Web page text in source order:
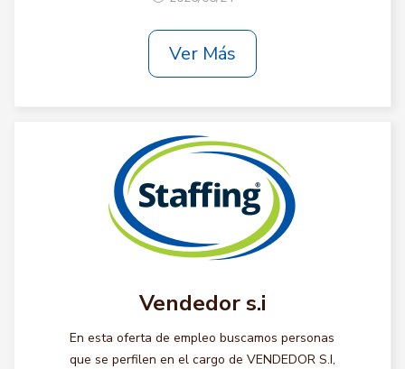
Ver Más
Vendedor s.i
En esta oferta de empleo buscamos personas
que se perfilen en el cargo de VENDEDOR S.I,